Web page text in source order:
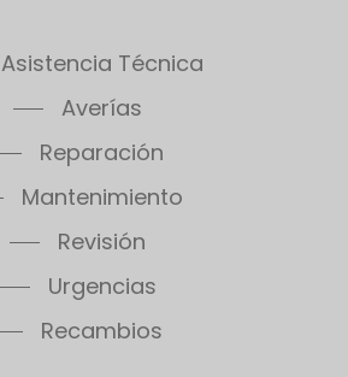
Asistencia Técnica
Averías
Reparación
Mantenimiento
Revisión
Urgencias
Recambios